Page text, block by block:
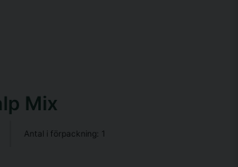
Mix
Antal i förpackning: 1